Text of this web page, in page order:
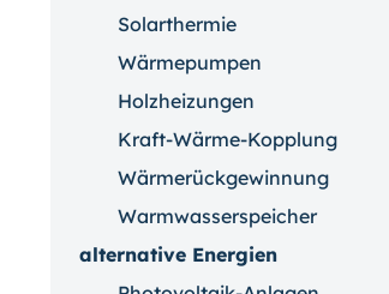
Solarthermie
Wärmepumpen
Holzheizungen
Kraft-Wärme-Kopplung
Wärmerückgewinnung
Warmwasserspeicher
alternative Energien